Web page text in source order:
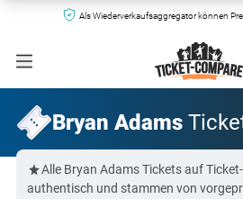
Als Wiederverkaufsaggregator können
Bryan Adams
Alle Bryan Adams Tickets auf
authentisch und stammen von